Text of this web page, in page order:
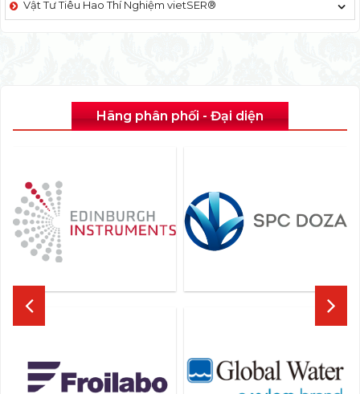
Vật Tư Tiêu Hao Thí Nghiệm vietSER®
Hãng phân phối - Đại diện